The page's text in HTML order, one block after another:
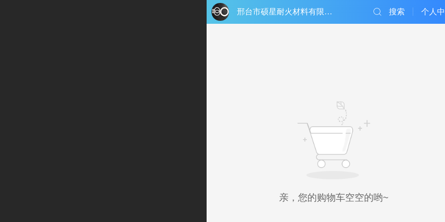
邢台市硕星耐火材料有限公司 个人
搜索
亲，您的购物车空空的哟~